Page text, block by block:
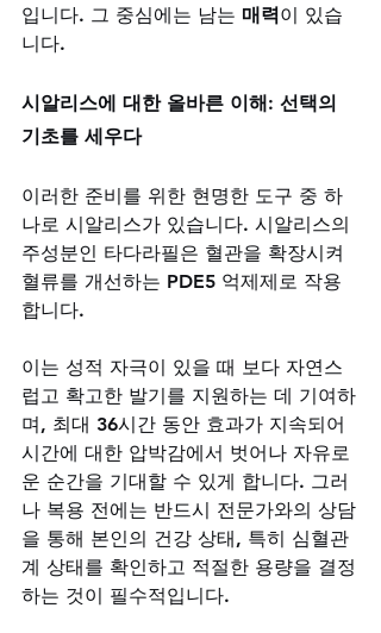
입니다. 그 중심에는 남는 매력이 있습
니다.
시알리스에 대한 올바른 이해: 선택의
기초를 세우다
이러한 준비를 위한 현명한 도구 중 하
나로 시알리스가 있습니다. 시알리스의
주성분인 타다라필은 혈관을 확장시켜
혈류를 개선하는 PDE5 억제제로 작용
합니다.
이는 성적 자극이 있을 때 보다 자연스
럽고 확고한 발기를 지원하는 데 기여하
며, 최대 36시간 동안 효과가 지속되어
시간에 대한 압박감에서 벗어나 자유로
운 순간을 기대할 수 있게 합니다. 그러
나 복용 전에는 반드시 전문가와의 상담
을 통해 본인의 건강 상태, 특히 심혈관
계 상태를 확인하고 적절한 용량을 결정
하는 것이 필수적입니다.